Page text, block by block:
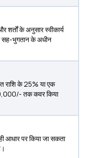
शर्तों के अनुसार स्वीकार्य
सह-भुगतान के अधीन
राशि के 25% या एक
तक कवर किया
आधार पर किया जा सकता